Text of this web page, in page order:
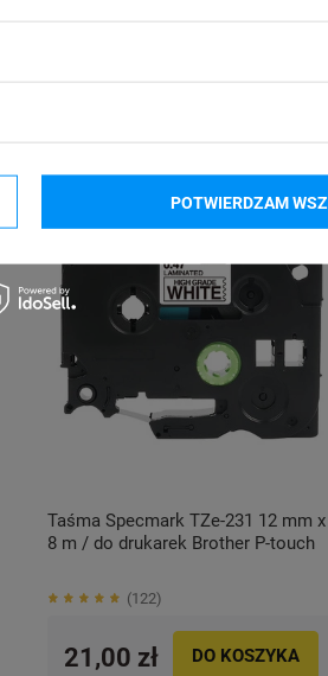
Taśma Specmark TZe-231 12 mm x
8 m / do drukarek Brother P-touch
122
21,00 zł DO KOSZYKA
POTWIERDZAM